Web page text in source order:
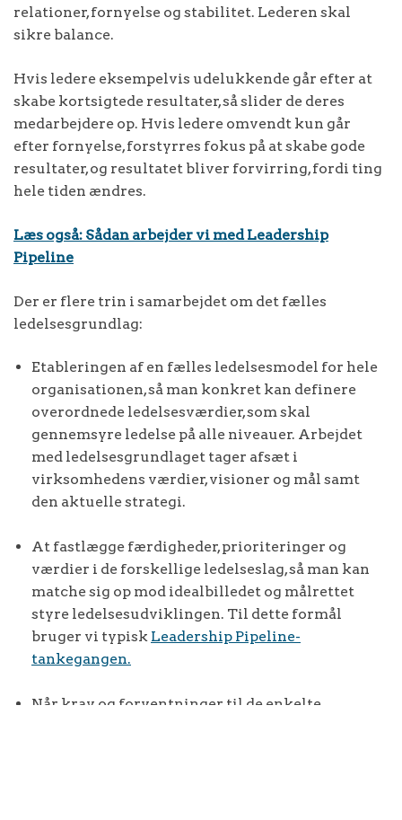
relationer, fornyelse og stabilitet. Lederen skal
sikre balance.
Hvis ledere eksempelvis udelukkende går efter at
skabe kortsigtede resultater, så slider de deres
medarbejdere op. Hvis ledere omvendt kun går
efter fornyelse, forstyrres fokus på at skabe gode
resultater, og resultatet bliver forvirring, fordi ting
hele tiden ændres.
Læs også: Sådan arbejder vi med Leadership
Pipeline
Der er flere trin i samarbejdet om det fælles
ledelsesgrundlag:
Etableringen af en fælles ledelsesmodel for hele
organisationen, så man konkret kan definere
overordnede ledelsesværdier, som skal
gennemsyre ledelse på alle niveauer. Arbejdet
med ledelsesgrundlaget tager afsæt i
virksomhedens værdier, visioner og mål samt
den aktuelle strategi.
At fastlægge færdigheder, prioriteringer og
værdier i de forskellige ledelseslag, så man kan
matche sig op mod idealbilledet og målrettet
styre ledelsesudviklingen. Til dette formål
bruger vi typisk Leadership Pipeline-
tankegangen.
Når krav og forventninger til de enkelte